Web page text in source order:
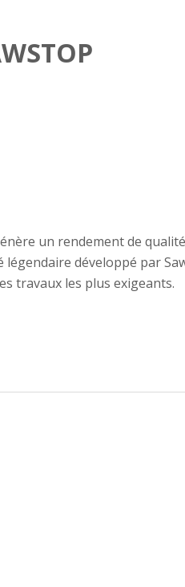
un rendement de
développé par
travaux les plus exigeants.